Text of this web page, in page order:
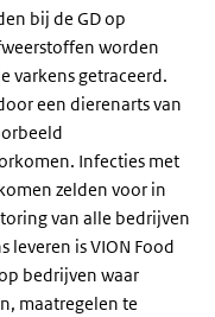
bij de GD op
worden
varkens getraceerd.
een dierenarts van
Infecties met
zelden voor in
van alle bedrijven
leveren is VION Food
bedrijven waar
maatregelen te